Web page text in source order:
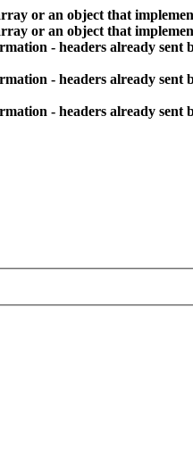
or an object that
or an object that
- headers already sent
- headers already sent
- headers already sent